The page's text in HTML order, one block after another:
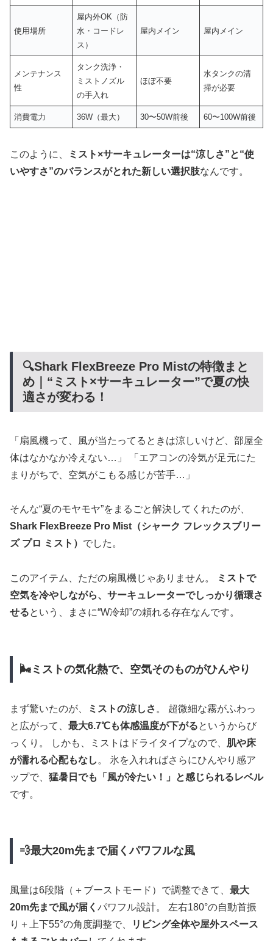
使用場所
屋内外OK（防
水・コードレ
ス）
屋内メイン 屋内メイン
メンテナンス
性
タンク洗浄・
ミストノズル
の手入れ
ほぼ不要
水タンクの清
掃が必要
消費電力 36W（最大） 30〜50W前後 60〜100W前後
このように、
ミスト×サーキュレーターは“涼しさ”と“使
いやすさ”のバランスがとれた新しい選択肢なんです。
🔍Shark FlexBreeze Pro Mistの特徴まと
め｜“ミスト×サーキュレーター”で夏の快
適さが変わる！
「扇風機って、風が当たってるときは涼しいけど、部屋全
体はなかなか冷えない…」 「エアコンの冷気が足元にた
まりがちで、空気がこもる感じが苦手…」
そんな“夏のモヤモヤ”をまるごと解決してくれたのが、
Shark FlexBreeze Pro Mist（シャーク フレックスブリー
ズ プロ ミスト） でした。
このアイテム、ただの扇風機じゃありません。
ミストで
空気を冷やしながら、サーキュレーターでしっかり循環さ
せるという、まさに“W冷却”の頼れる存在なんです。
🌬️ミストの気化熱で、空気そのものがひんやり
まず驚いたのが、 ミストの涼しさ 。 超微細な霧がふわっ
と広がって、 最大6.7℃も体感温度が下がるというからび
っくり。 しかも、ミストはドライタイプなので、 肌や床
が濡れる心配もなし 。 氷を入れればさらにひんやり感ア
ップで、 猛暑日でも「風が冷たい！」と感じられるレベル
です。
💨最大20m先まで届くパワフルな風
風量は6段階（＋ブーストモード）で調整できて、 最大
20m先まで風が届く パワフル設計。 左右180°の自動首振
り＋上下55°の角度調整で、
リビング全体や屋外スペース